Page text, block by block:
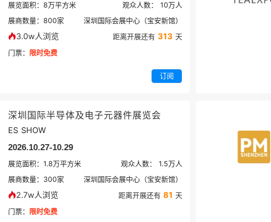
展览面积： 8万平方米 观众人数： 10万人
展商数量： 800家 深圳国际会展中心（宝安新馆）
3.0w人浏览 距离开展还有 313 天
门票： 限时免费
订阅
深圳国际半导体及电子元器件展览会
ES SHOW
2026.10.27-10.29
展览面积： 1.8万平方米 观众人数： 1.5万人
展商数量： 300家 深圳国际会展中心（宝安新馆）
2.7w人浏览 距离开展还有 81 天
门票： 限时免费